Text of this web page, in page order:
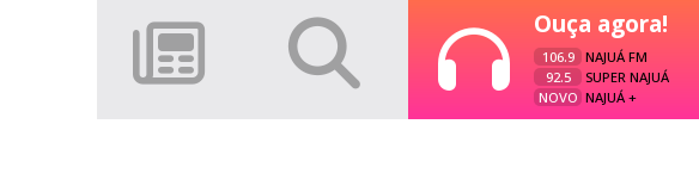
Ouça agora!
106.9
NAJUÁ FM
92.5
SUPER NAJUÁ
NOVO NAJUÁ +